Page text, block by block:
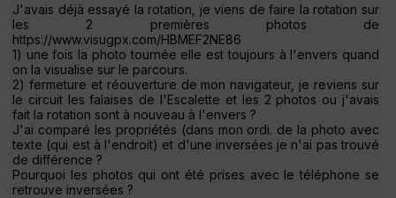
J'avais déjà essayé la rotation, je viens de faire la rotation sur
les 2 premières photos de
https://www.visugpx.com/HBMEF2NE86
1) une fois la photo tournée elle est toujours à l'envers quand
on la visualise sur le parcours.
2) fermeture et réouverture de mon navigateur, je reviens sur
le circuit les falaises de l'Escalette et les 2 photos ou j'avais
fait la rotation sont à nouveau à l'envers ?
J'ai comparé les propriétés (dans mon ordi. de la photo avec
texte (qui est à l'endroit) et d'une inversées je n'ai pas trouvé
de différence ?
Pourquoi les photos qui ont été prises avec le téléphone se
retrouve inversées ?